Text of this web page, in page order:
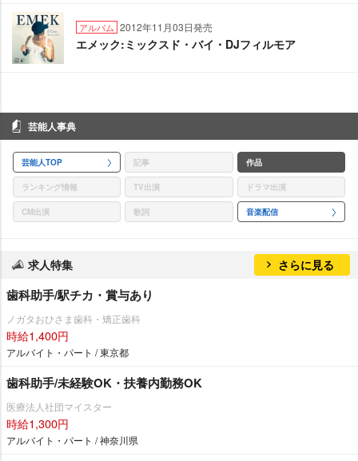
アルバム 2012年11月03日発売
エメック:ミックスド・バイ・DJフィルモア
芸能人事典
芸能人TOP 記事 作品
ランキング情報 TV出演 ドラマ出演
CM出演 歌詞 音楽配信
求人特集 さらに見る
歯科助手/駅チカ・賞与あり
ノガタおひさま歯科・矯正歯科
時給1,400円
アルバイト・パート / 東京都
歯科助手/未経験OK・扶養内勤務OK
医療法人社団マイスター
時給1,300円
アルバイト・パート / 神奈川県